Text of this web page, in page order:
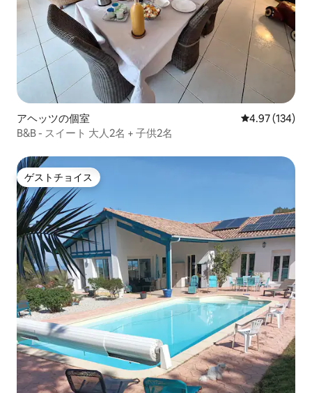
アヘッツの個室 レビュー134
4.97 (134)
B&B - スイート 大人2名 + 子供2名
ゲストチョイス
ゲストチョイス